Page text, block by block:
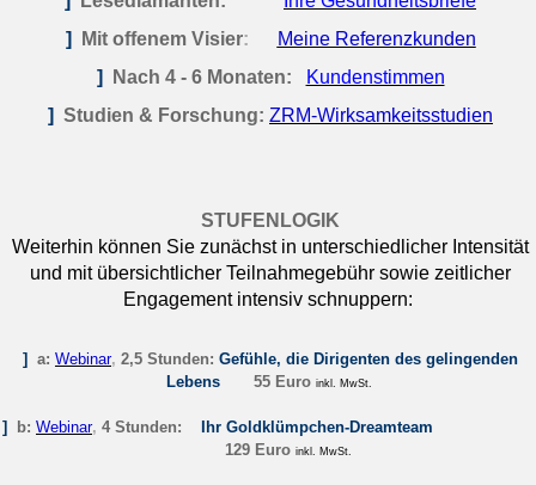
]
Mit offenem Visier:
Meine Referenzkunden
]
Nach 4 - 6 Monaten:
Kundenstimmen
] Studien & Forschung: ZRM-Wirksamkeitsstudien
STUFENLOGIK
Weiterhin können Sie zunächst in unterschiedlicher Intensität
und mit übersichtlicher Teilnahmegebühr sowie zeitlicher
Engagement intensiv schnuppern:
] a: Webinar, 2,5 Stunden: Gefühle, die Dirigenten des gelingenden
Lebens
55 Euro inkl. MwSt.
] b: Webinar, 4 Stunden:
Ihr Goldklümpchen-Dreamteam
129 Euro inkl. MwSt.